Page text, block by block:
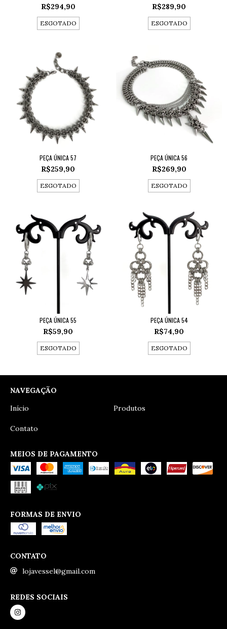
R$294,90
ESGOTADO
R$289,90
ESGOTADO
PEÇA ÚNICA 57
R$259,90
ESGOTADO
PEÇA ÚNICA 56
R$269,90
ESGOTADO
PEÇA ÚNICA 55
R$59,90
ESGOTADO
PEÇA ÚNICA 54
R$74,90
ESGOTADO
NAVEGAÇÃO
Início
Produtos
Contato
MEIOS DE PAGAMENTO
FORMAS DE ENVIO
CONTATO
lojavessel@gmail.com
REDES SOCIAIS